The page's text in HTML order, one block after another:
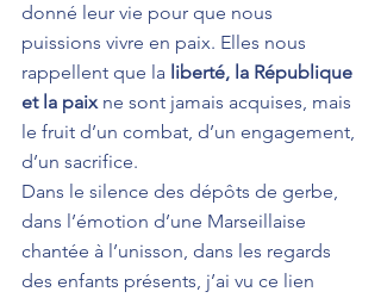
donné leur vie pour que nous
puissions vivre en paix. Elles nous
rappellent que la liberté, la République
et la paix ne sont jamais acquises, mais
le fruit d’un combat, d’un engagement,
d’un sacrifice.
Dans le silence des dépôts de gerbe,
dans l’émotion d’une Marseillaise
chantée à l’unisson, dans les regards
des enfants présents, j’ai vu ce lien